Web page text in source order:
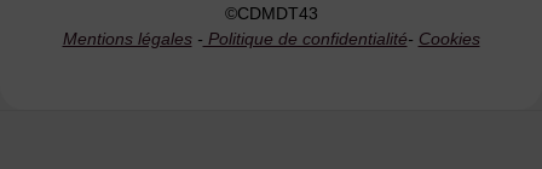
©CDMDT43
Mentions légales- Politique de confidentialité- Cookies